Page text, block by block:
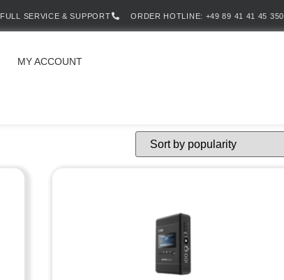
FULL SERVICE & SUPPORT ORDER HOTLINE: +49 89 41 41 45 350
MY ACCOUNT